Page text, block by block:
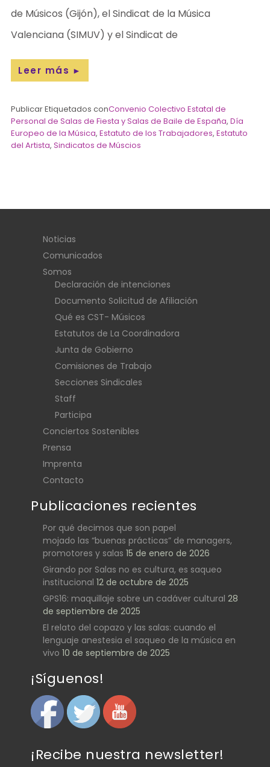
de Músicos (Gijón), el Sindicat de la Música
Valenciana (SIMUV) y el Sindicat de
Leer más ►
Publicar Etiquetados conConvenio Colectivo Estatal de
Personal de Salas de Fiesta y Salas de Baile de España,Día
Europeo de la Música,Estatuto de los Trabajadores,Estatuto
del Artista,Sindicatos de Múscios
Noticias
Comunicados
Somos
Declaración de intenciones
Documento Solicitud de Afiliación
Qué es CST- Músicos
Estatutos de La Coordinadora
Junta de Gobierno
Comisiones de Trabajo
Secciones Sindicales
Staff
Participa
Conciertos Sostenibles
Prensa
Imprenta
Contacto
Publicaciones recientes
Por qué decimos que son papel
mojado las “buenas prácticas” de managers,
promotores y salas 15 de enero de 2026
Girando por Salas no es cultura, es saqueo
institucional 12 de octubre de 2025
GPS16: maquillaje sobre un cadáver cultural 28
de septiembre de 2025
El relato del copazo y las salas: cuando el
lenguaje anestesia el saqueo de la música en
vivo 10 de septiembre de 2025
¡Síguenos!
¡Recibe nuestra newsletter!